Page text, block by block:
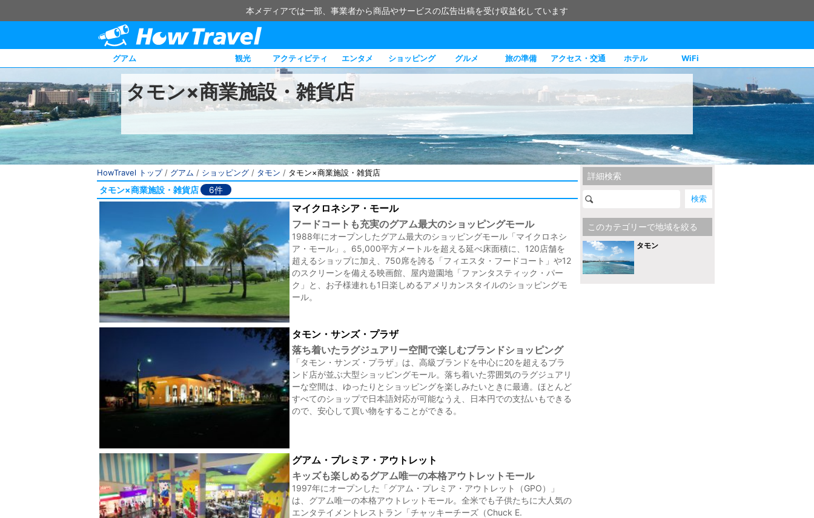
本メディアでは一部、事業者から商品やサービスの広告出稿を受け収益化しています
グアム 観光 アクティビティ エンタメ ショッピング グルメ 旅の準備 アクセス・交通 ホテル WiFi
タモン×商業施設・雑貨店
詳細検索
このカテゴリーで地域を絞る
タモン
HowTravel トップ/ グアム / ショッピング / タモン / タモン×商業施設・雑貨店
タモン×商業施設・雑貨店 6件
マイクロネシア・モール
フードコートも充実のグアム最大のショッピングモール
1988年にオープンしたグアム最大のショッピングモール「マイクロネシ
ア・モール」。65,000平方メートルを超える延べ床面積に、120店舗を
超えるショップに加え、750席を誇る「フィエスタ・フードコート」や12
のスクリーンを備える映画館、屋内遊園地「ファンタスティック・パー
ク」と、お子様連れも1日楽しめるアメリカンスタイルのショッピングモ
ール。
タモン・サンズ・プラザ
落ち着いたラグジュアリー空間で楽しむブランドショッピング
「タモン・サンズ・プラザ」は、高級ブランドを中心に20を超えるブラ
ンド店が並ぶ大型ショッピングモール。落ち着いた雰囲気のラグジュアリ
ーな空間は、ゆったりとショッピングを楽しみたいときに最適。ほとんど
すべてのショップで日本語対応が可能なうえ、日本円での支払いもできる
ので、安心して買い物をすることができる。
グアム・プレミア・アウトレット
キッズも楽しめるグアム唯一の本格アウトレットモール
1997年にオープンした「グアム・プレミア・アウトレット（GPO）」
は、グアム唯一の本格アウトレットモール。全米でも子供たちに大人気の
エンタテイメントレストラン「チャッキーチーズ（Chuck E.